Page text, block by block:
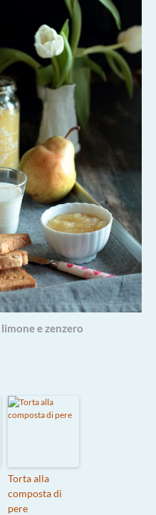
e zenzero
Torta alla
composta di
pere